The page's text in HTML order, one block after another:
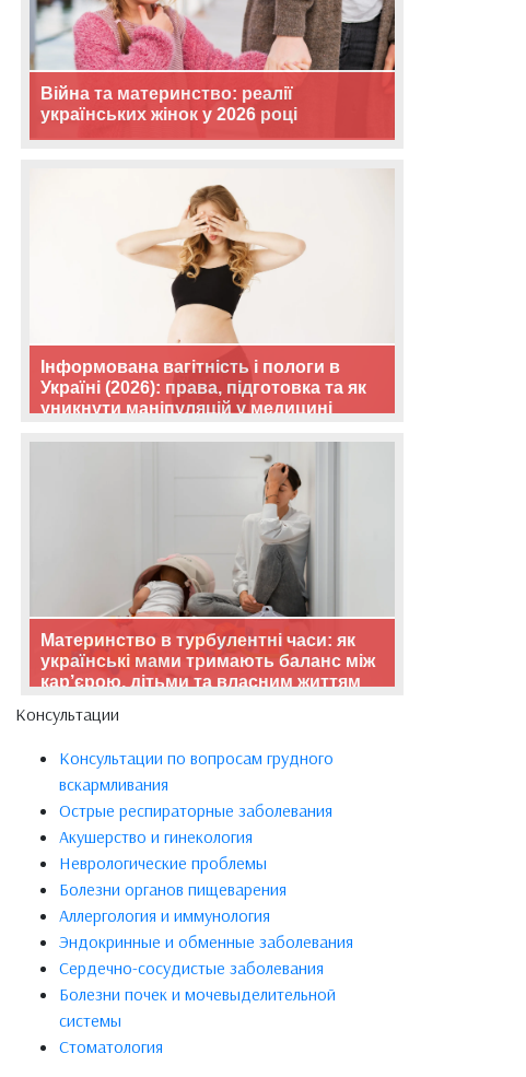
Війна та материнство: реалії
українських жінок у 2026 році
Інформована вагітність і пологи в
Україні (2026): права, підготовка та як
уникнути маніпуляцій у медицині
Материнство в турбулентні часи: як
українські мами тримають баланс між
кар’єрою, дітьми та власним життям
Консультации
Консультации по вопросам грудного
вскармливания
Острые респираторные заболевания
Акушерство и гинекология
Неврологические проблемы
Болезни органов пищеварения
Аллергология и иммунология
Эндокринные и обменные заболевания
Сердечно-сосудистые заболевания
Болезни почек и мочевыделительной
системы
Стоматология